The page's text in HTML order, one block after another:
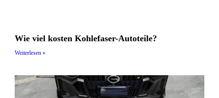
Wie viel kosten Kohlefaser-Autoteile?
Weiterlesen »